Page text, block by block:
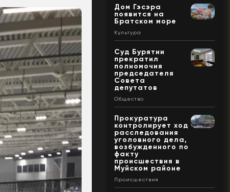
Дом Гэсэра
появится на
Братском море
Культура
Суд Бурятии
прекратил
полномочия
председателя
Совета
депутатов
Общество
Прокуратура
контролирует ход
расследования
уголовного дела,
возбужденного по
факту
происшествия в
Муйском районе
Происшествия